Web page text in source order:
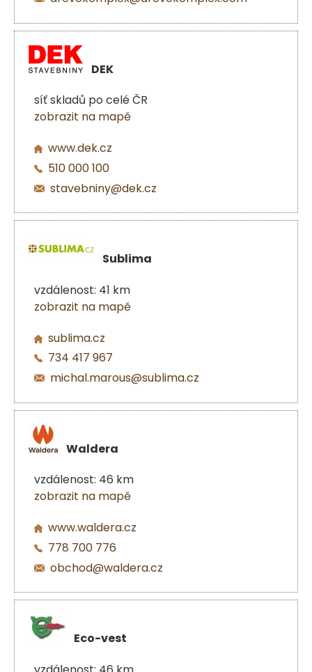
DEK
síť skladů po celé ČR
zobrazit na mapě
www.dek.cz
510 000 100
stavebniny@dek.cz
Sublima
vzdálenost: 41 km
zobrazit na mapě
sublima.cz
734 417 967
michal.marous@sublima.cz
Waldera
vzdálenost: 46 km
zobrazit na mapě
www.waldera.cz
778 700 776
obchod@waldera.cz
Eco-vest